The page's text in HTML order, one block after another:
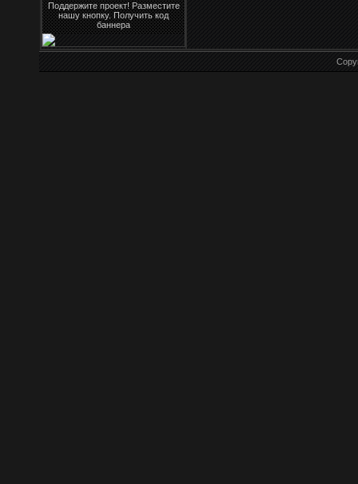
Поддержите проект! Разместите
нашу кнопку. Получить код
баннера